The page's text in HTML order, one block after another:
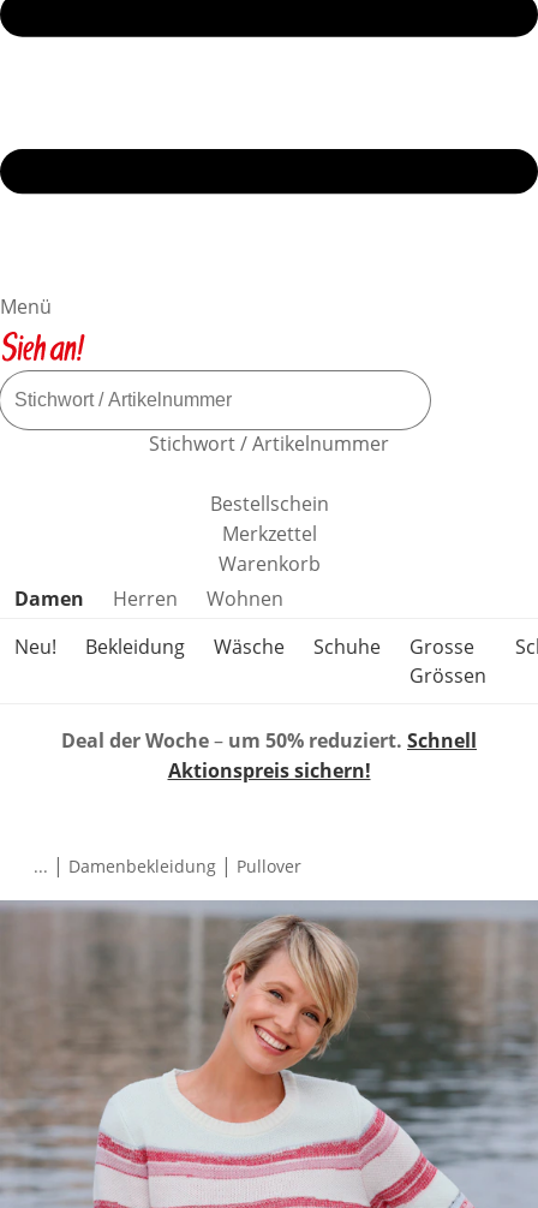
Menü
Stichwort / Artikelnummer
Bestellschein
Merkzettel
Warenkorb
Produktkategorien überspringen
Damen Herren
Wohnen
Neu!
Bekleidung Wäsche Schuhe
Grosse
Grössen
Deal der Woche– um 50% reduziert. Schnell
Aktionspreis sichern!
... | Damenbekleidung | Pullover